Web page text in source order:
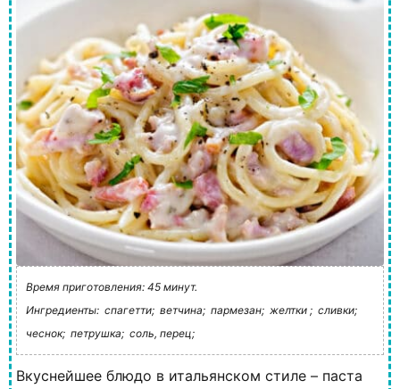
Время приготовления: 45 минут.
Ингредиенты: спагетти; ветчина; пармезан; желтки ; сливки;
чеснок; петрушка; соль, перец;
Вкуснейшее блюдо в итальянском стиле – паста